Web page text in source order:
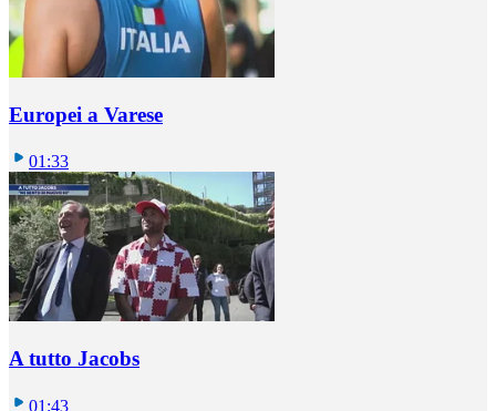
Europei a Varese
01:33
A tutto Jacobs
01:43